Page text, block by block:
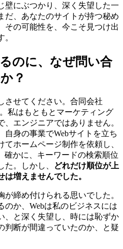
壁にぶつかり、深く失望した一
だ、あなたのサイトが持つ秘め
その可能性を、今こそ見つけ出
のに、なぜ問い合
？
させてください。合同会社
私はもともとマーケティング
エンジニアではありません。
自身の事業でWebサイトを立ち
てホームページ制作を依頼し、
確かに、キーワードの検索順位
。しかし、
どれだけ順位が上
増えませんでした。
締め付けられる思いでした。
のか、Webは私のビジネスには
、と深く失望し、時には恥ずか
判断が間違っていたのか、と疑